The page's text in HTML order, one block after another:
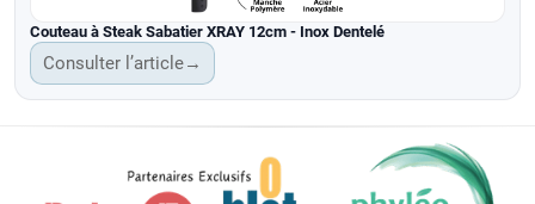
Couteau à Steak Sabatier XRAY 12cm - Inox Dentelé
Consulter l’article→